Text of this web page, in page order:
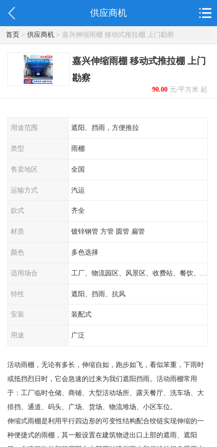
供应商机
首页> 供应商机> 嘉兴伸缩雨棚 移动式推拉棚 上门勘察
嘉兴伸缩雨棚 移动式推拉棚 上门
勘察
90.00元/平方米 起
用途范围 遮阳、挡雨，方便推拉
类型 雨棚
售卖地区 全国
运输方式 汽运
款式 齐全
材质 镀锌钢管 方管 圆管 扁管
颜色 多色选择
适用场合
特性 遮阳、挡雨、抗风
安装 装配式
用途 广泛
活动雨棚，无论有多长，伸缩自如，跑步如飞，看似笨重，下雨时
或抵挡烈日时，它会急速的过来为我们遮阳挡雨。活动雨棚常用
于：工厂临时仓储、商铺、大型活动场所、露天餐厅、洗车场、大
排挡、通道、码头、广场、货场、物流堆场、小区车位。
伸缩式雨棚是利用平行四边形的可变性结构配合绞链实现伸缩的一
种便捷式的雨棚，其一般设置在建筑物进出口上部的遮雨、遮阳